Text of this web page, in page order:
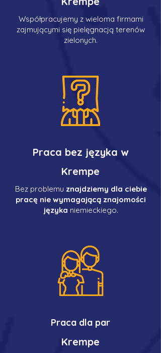
Współpracujemy z wieloma firmami
zajmującymi się pielęgnacją terenów
zielonych.
Praca bez języka w
Krempe
Bez problemu znajdziemy dla ciebie
pracę nie wymagającą znajomości
języka niemieckiego.
Praca dla par
Krempe